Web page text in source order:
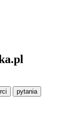
pytania